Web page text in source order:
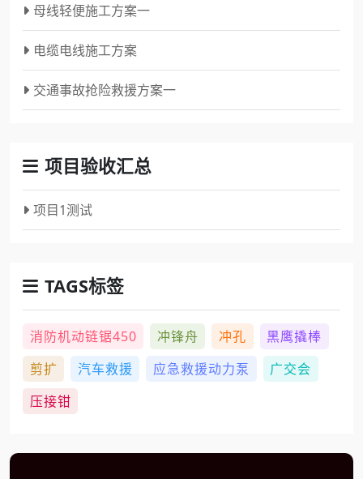
母线轻便施工方案一
电缆电线施工方案
交通事故抢险救援方案一
项目验收汇总
项目1测试
TAGS标签
消防机动链锯450 冲锋舟 冲孔
黑鹰撬棒
剪扩
汽车救援 应急救援动力泵
广交会
压接钳